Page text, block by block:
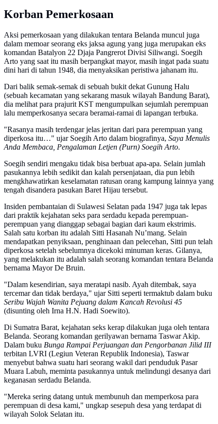
Korban Pemerkosaan
Aksi pemerkosaan yang dilakukan tentara Belanda muncul juga
dalam memoar seorang eks jaksa agung yang juga merupakan eks
komandan Batalyon 22 Djaja Pangrerot Divisi Siliwangi. Soegih
Arto yang saat itu masih berpangkat mayor, masih ingat pada suatu
dini hari di tahun 1948, dia menyaksikan peristiwa jahanam itu.
Dari balik semak-semak di sebuah bukit dekat Gunung Halu
(sebuah kecamatan yang sekarang masuk wilayah Bandung Barat),
dia melihat para prajurit KST mengumpulkan sejumlah perempuan
lalu memperkosanya secara beramai-ramai di lapangan terbuka.
"Rasanya masih terdengar jelas jeritan dari para perempuan yang
diperkosa itu…" ujar Soegih Arto dalam biografinya, Saya Menulis
Anda Membaca, Pengalaman Letjen (Purn) Soegih Arto.
Soegih sendiri mengaku tidak bisa berbuat apa-apa. Selain jumlah
pasukannya lebih sedikit dan kalah persenjataan, dia pun lebih
mengkhawatirkan keselamatan ratusan orang kampung lainnya yang
tengah disandera pasukan Baret Hijau tersebut.
Insiden pembantaian di Sulawesi Selatan pada 1947 juga tak lepas
dari praktik kejahatan seks para serdadu kepada perempuan-
perempuan yang dianggap sebagai bagian dari kaum ekstrimis.
Salah satu korban itu adalah Sitti Hasanah Nu’mang. Selain
mendapatkan penyiksaan, penghinaan dan pelecehan, Sitti pun telah
diperkosa setelah sebelumnya dicekoki minuman keras. Gilanya,
yang melakukan itu adalah salah seorang komandan tentara Belanda
bernama Mayor De Bruin.
"Dalam kesendirian, saya meratapi nasib. Ayah ditembak, saya
tercemar dan tidak berdaya," ujar Sitti seperti termaktub dalam buku
Seribu Wajah Wanita Pejuang dalam Kancah Revolusi 45
(disunting oleh Irna H.N. Hadi Soewito).
Di Sumatra Barat, kejahatan seks kerap dilakukan juga oleh tentara
Belanda. Seorang komandan gerilyawan bernama Taswar Akip.
Dalam buku Bunga Rampai Perjuangan dan Pengorbanan Jilid III
terbitan LVRI (Legiun Veteran Republik Indonesia), Taswar
menyebut bahwa suatu hari seorang wakil dari penduduk Pasar
Muara Labuh, meminta pasukannya untuk melindungi desanya dari
keganasan serdadu Belanda.
"Mereka sering datang untuk membunuh dan memperkosa para
perempuan di desa kami," ungkap sesepuh desa yang terdapat di
wilayah Solok Selatan itu.